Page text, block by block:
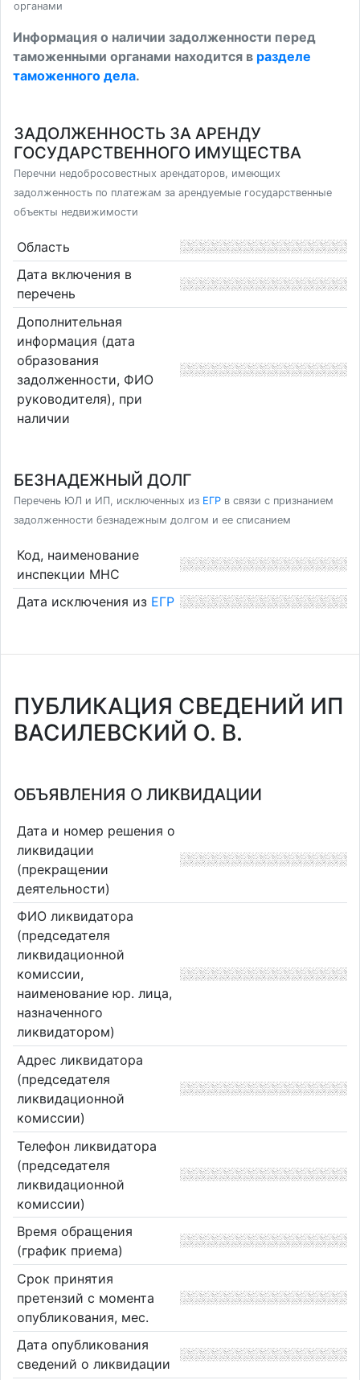
органами
Информация о наличии задолженности перед
таможенными органами находится в разделе
таможенного дела.
ЗАДОЛЖЕННОСТЬ ЗА АРЕНДУ
ГОСУДАРСТВЕННОГО ИМУЩЕСТВА
Перечни недобросовестных арендаторов, имеющих
задолженность по платежам за арендуемые государственные
объекты недвижимости
Область
Дата включения в
перечень
Дополнительная
информация (дата
образования
задолженности, ФИО
руководителя), при
наличии
БЕЗНАДЕЖНЫЙ ДОЛГ
Перечень ЮЛ и ИП, исключенных из ЕГР в связи с признанием
задолженности безнадежным долгом и ее списанием
Код, наименование
инспекции МНС
Дата исключения из ЕГР
ПУБЛИКАЦИЯ СВЕДЕНИЙ ИП
ВАСИЛЕВСКИЙ О. В.
ОБЪЯВЛЕНИЯ О ЛИКВИДАЦИИ
Дата и номер решения о
ликвидации
(прекращении
деятельности)
ФИО ликвидатора
(председателя
ликвидационной
комиссии,
наименование юр. лица,
назначенного
ликвидатором)
Адрес ликвидатора
(председателя
ликвидационной
комиссии)
Телефон ликвидатора
(председателя
ликвидационной
комиссии)
Время обращения
(график приема)
Срок принятия
претензий с момента
опубликования, мес.
Дата опубликования
сведений о ликвидации